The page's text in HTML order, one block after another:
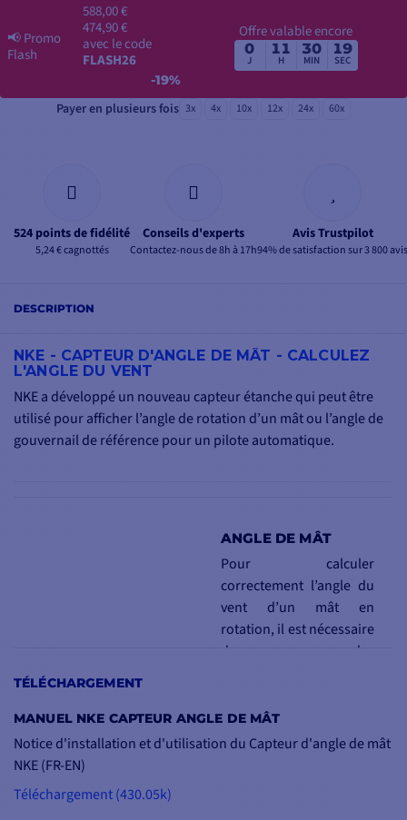
📢Promo
Flash
588,00 €
474,90 €
avec le code
FLASH26
-19%
Offre valable encore
0
J
11
H
30
MIN
19
SEC
Payer en plusieurs fois 3x 4x 10x 12x 24x 60x
524 points de fidélité
5,24 € cagnottés
Conseils d'experts
Contactez-nous de 8h à 17h
Avis Trustpilot
94% de satisfaction sur 3 800 avis
DESCRIPTION
NKE - CAPTEUR D'ANGLE DE MÂT - CALCULEZ
L'ANGLE DU VENT
NKE a développé un nouveau capteur étanche qui peut être
utilisé pour afficher l’angle de rotation d’un mât ou l’angle de
gouvernail de référence pour un pilote automatique.
ANGLE DE MÂT
Pour calculer
correctement l’angle du
vent d’un mât en
rotation, il est nécessaire
de compenser les
capteur de direction du
vent (MHU).
TÉLÉCHARGEMENT
MANUEL NKE CAPTEUR ANGLE DE MÂT
Notice d'installation et d'utilisation du Capteur d'angle de mât
NKE (FR-EN)
Téléchargement (430.05k)